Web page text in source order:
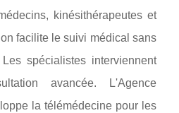
kinésithérapeutes et
facilite le suivi médical sans
spécialistes interviennent
avancée. L'Agence
la télémédecine pour les